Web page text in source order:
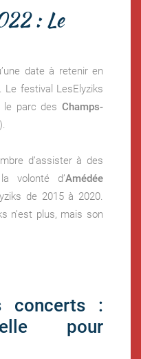
: Le
date à retenir en
Le festival LesElyziks
parc des Champs-
d’assister à des
volonté d’Amédée
de 2015 à 2020.
n’est plus, mais son
concerts :
pour